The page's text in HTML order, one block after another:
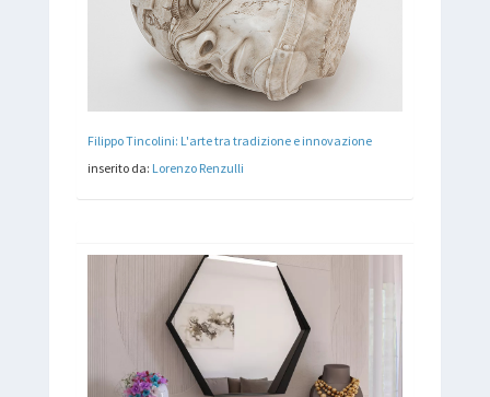
Filippo Tincolini: L'arte tra tradizione e innovazione
inserito da: Lorenzo Renzulli